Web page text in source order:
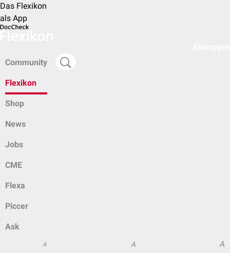
Das Flexikon
als App
Community
Flexikon
Shop
News
Jobs
CME
Flexa
Piccer
Ask
A A A